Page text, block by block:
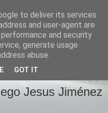
Jesus Jiménez
to deliver its services
and user-agent are
and security
generate usage
abuse.
GOT IT